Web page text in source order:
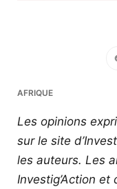
AFRIQUE
Les opinions
sur le site
les auteurs. Les
Investig’Action